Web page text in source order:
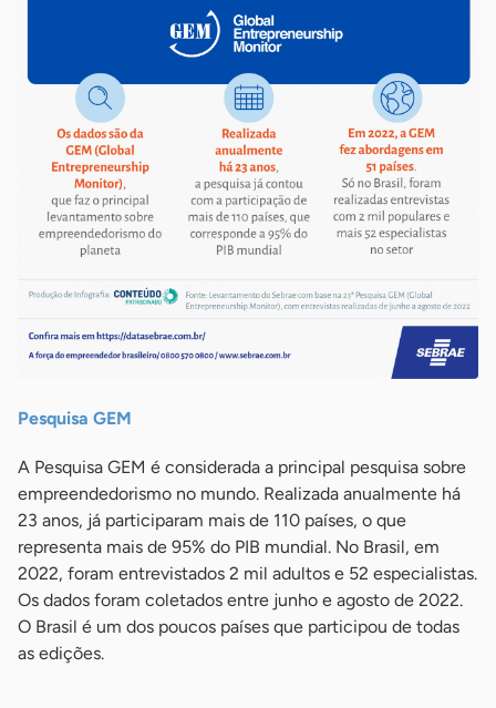
Pesquisa GEM
A Pesquisa GEM é considerada a principal pesquisa sobre
empreendedorismo no mundo. Realizada anualmente há
23 anos, já participaram mais de 110 países, o que
representa mais de 95% do PIB mundial. No Brasil, em
2022, foram entrevistados 2 mil adultos e 52 especialistas.
Os dados foram coletados entre junho e agosto de 2022.
O Brasil é um dos poucos países que participou de todas
as edições.